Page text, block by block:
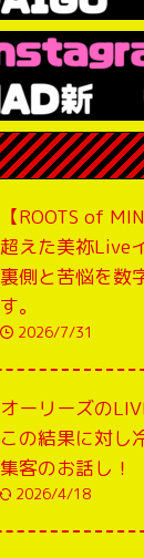
【ROOTS of
超えた美祢Live
裏側と苦悩を数
す。
2026/7/31
オーリーズの
この結果に対し
集客のお話し！
2026/4/18